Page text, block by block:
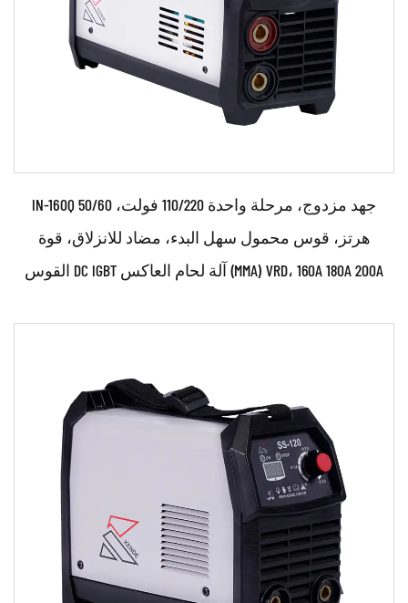
حدود:
● مع براءة اختراع صينية معتمدة ●العمل بش...
اقرأ أكثر
IN-160Q جهد مزدوج، مرحلة واحدة 110/220 فولت، 50/60
هرتز، قوس محمول سهل البدء، مضاد للانزلاق، قوة
القوس DC IGBT آلة لحام العاكس (MMA) VRD، 160A 180A 200A